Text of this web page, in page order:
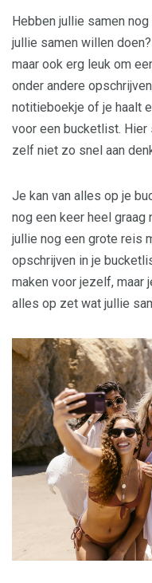
Hebben jullie samen
jullie samen willen
maar ook erg leuk om
onder andere
notitieboekje of je haalt
voor een bucketlist. Hier
zelf niet zo snel aan
Je kan van alles op je
nog een keer heel graag
jullie nog een grote reis
opschrijven in je
maken voor jezelf, maar
alles op zet wat jullie